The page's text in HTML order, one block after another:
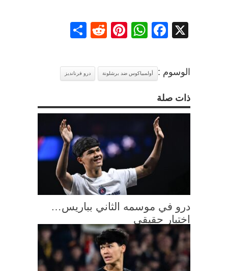
X
Facebook
WhatsApp
Pinterest
Reddit
الوسوم : أولمبياكوس ضد برشلونة درو فرنانديز
ذات صلة
درو في موسمه الثاني بباريس…
اختبار حقيقي